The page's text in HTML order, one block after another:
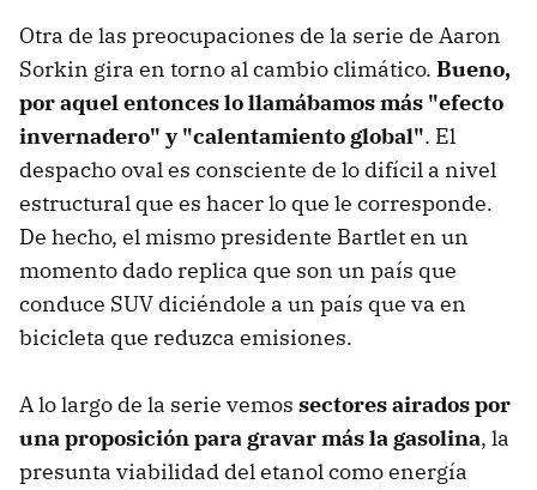
Otra de las preocupaciones de la serie de Aaron
Sorkin gira en torno al cambio climático. Bueno,
por aquel entonces lo llamábamos más "efecto
invernadero" y "calentamiento global". El
despacho oval es consciente de lo difícil a nivel
estructural que es hacer lo que le corresponde.
De hecho, el mismo presidente Bartlet en un
momento dado replica que son un país que
conduce SUV diciéndole a un país que va en
bicicleta que reduzca emisiones.
A lo largo de la serie vemos sectores airados por
una proposición para gravar más la gasolina, la
presunta viabilidad del etanol como energía